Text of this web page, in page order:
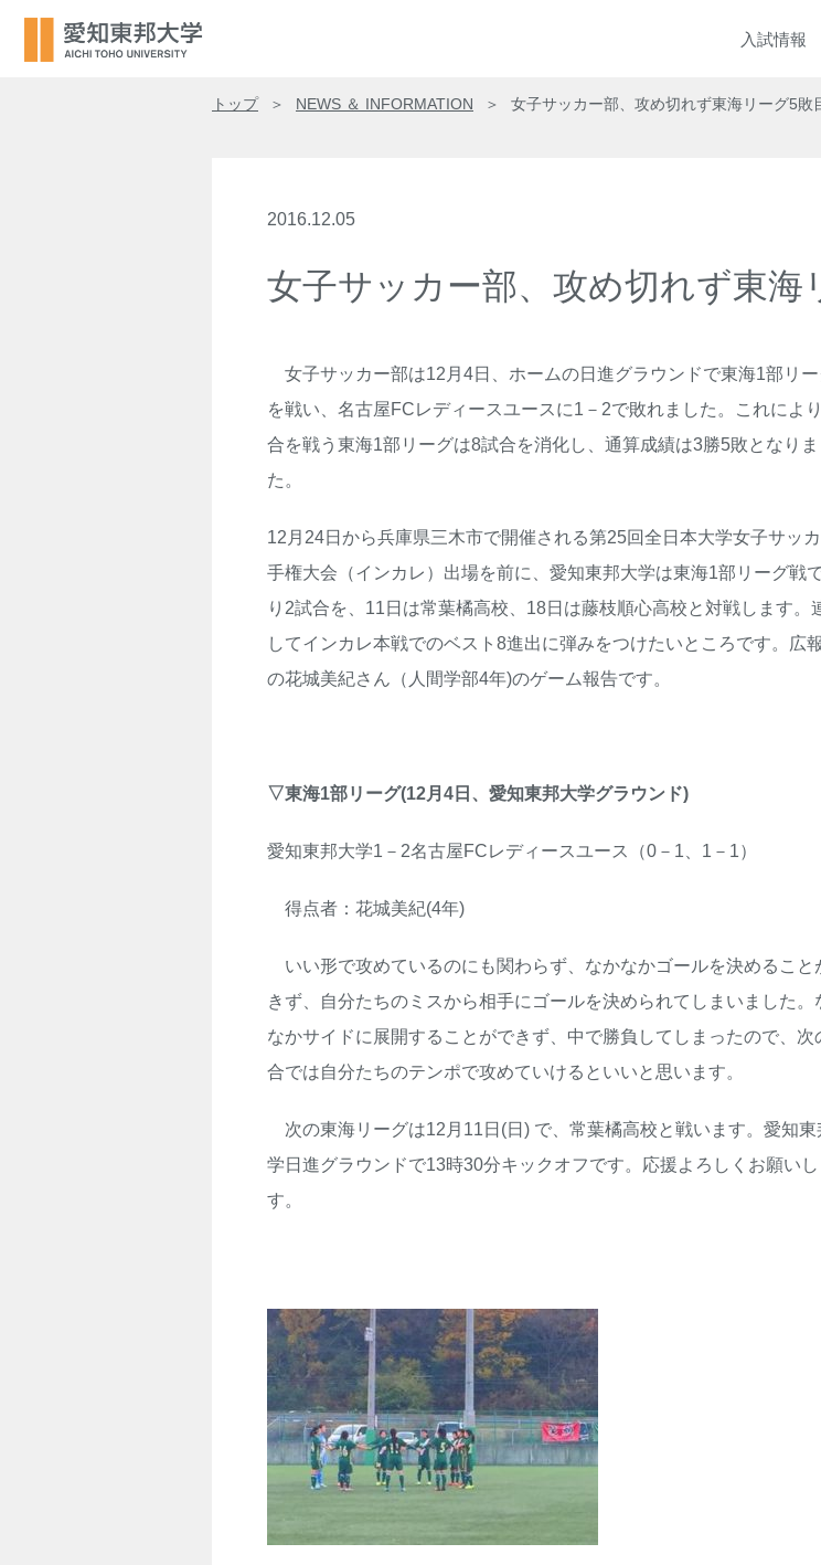
入試情報
トップ NEWS ＆ INFORMATION 女子サッカー部、攻め切れず東海リーグ5敗
2016.12.05
女子サッカー部、攻め切れず東海
女子サッカー部は12月4日、ホームの日進グラウンドで東海1部リ
を戦い、名古屋FCレディースユースに1－2で敗れました。これによ
合を戦う東海1部リーグは8試合を消化し、通算成績は3勝5敗となりま
た。
12月24日から兵庫県三木市で開催される第25回全日本大学女子サッ
手権大会（インカレ）出場を前に、愛知東邦大学は東海1部リーグ戦
り2試合を、11日は常葉橘高校、18日は藤枝順心高校と対戦します。
してインカレ本戦でのベスト8進出に弾みをつけたいところです。広
の花城美紀さん（人間学部4年)のゲーム報告です。
▽東海1部リーグ(12月4日、愛知東邦大学グラウンド)
愛知東邦大学1－2名古屋FCレディースユース（0－1、1－1）
得点者：花城美紀(4年)
いい形で攻めているのにも関わらず、なかなかゴールを決めること
きず、自分たちのミスから相手にゴールを決められてしまいました。
なかサイドに展開することができず、中で勝負してしまったので、次
合では自分たちのテンポで攻めていけるといいと思います。
次の東海リーグは12月11日(日) で、常葉橘高校と戦います。愛知東
学日進グラウンドで13時30分キックオフです。応援よろしくお願いし
す。